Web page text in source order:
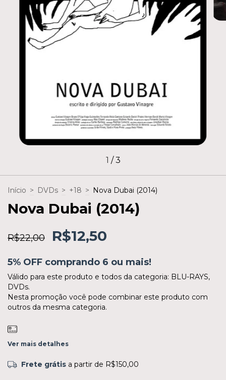
1 /3
Início > DVDs > +18 > Nova Dubai (2014)
Nova Dubai (2014)
R$22,00 R$12,50
5% OFF comprando 6 ou mais!
Válido para este produto e todos da categoria: BLU-RAYS,
DVDs.
Nesta promoção você pode combinar este produto com
outros da mesma categoria.
Ver mais detalhes
Frete grátis a partir de R$150,00